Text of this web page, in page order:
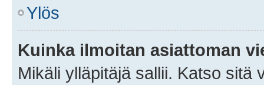
Ylös
Kuinka ilmoitan asiattoman
Mikäli ylläpitäjä sallii. Katso sitä